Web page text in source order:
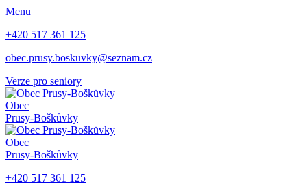
Menu
+420 517 361 125
obec.prusy.boskuvky@seznam.cz
Verze pro seniory
Obec
Prusy-Boškůvky
Obec
Prusy-Boškůvky
+420 517 361 125